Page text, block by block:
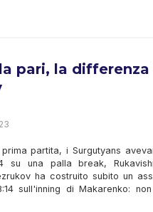
pari, la
partita, i Surgutyans
su una palla break,
ha costruito subito un
sull'inning di Makarenko: